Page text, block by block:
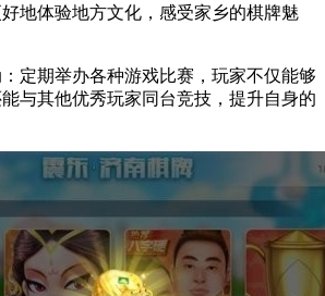
地体验地方文化，感受家乡的棋牌魅
期举办各种游戏比赛，玩家不仅能够
与其他优秀玩家同台竞技，提升自身的